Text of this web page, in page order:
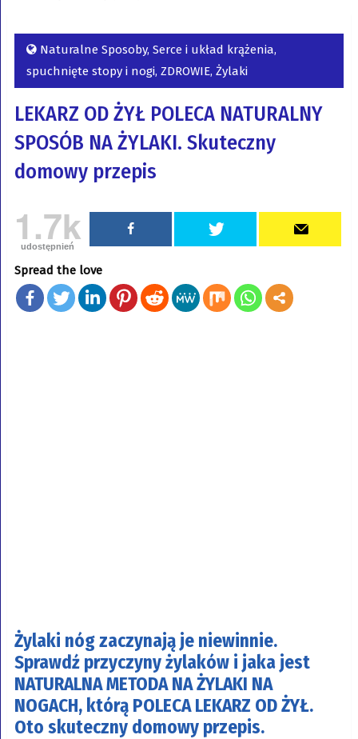
Naturalne Sposoby, Serce i układ krążenia,
spuchnięte stopy i nogi, ZDROWIE, Żylaki
LEKARZ OD ŻYŁ POLECA NATURALNY
SPOSÓB NA ŻYLAKI. Skuteczny
domowy przepis
1.7k
udostępnień
Spread the love
Żylaki nóg zaczynają je niewinnie.
Sprawdź przyczyny żylaków i jaka jest
NATURALNA METODA NA ŻYLAKI NA
NOGACH, którą POLECA LEKARZ OD ŻYŁ.
Oto skuteczny domowy przepis.